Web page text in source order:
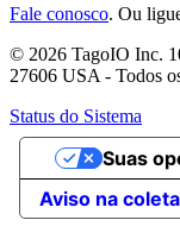
Fale conosco. Ou
© 2026 TagoIO Inc.
27606 USA - Todos
Status do Sistema
Aviso na coleta
Suas